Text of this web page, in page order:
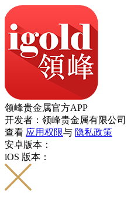
领峰贵金属官方APP
开发者：领峰贵金属有限公司
查看 应用权限与 隐私政策
安卓版本：
iOS 版本：